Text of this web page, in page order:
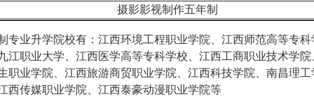
摄影影视制作五年制
专业升学院校有：江西环境工程职业学院、江西师范高等专科
江职业大学、江西医学高等专科学校、江西工商职业技术学院
职业学院、江西旅游商贸职业学院、江西科技学院、南昌理工
西传媒职业学院、江西泰豪动漫职业学院等